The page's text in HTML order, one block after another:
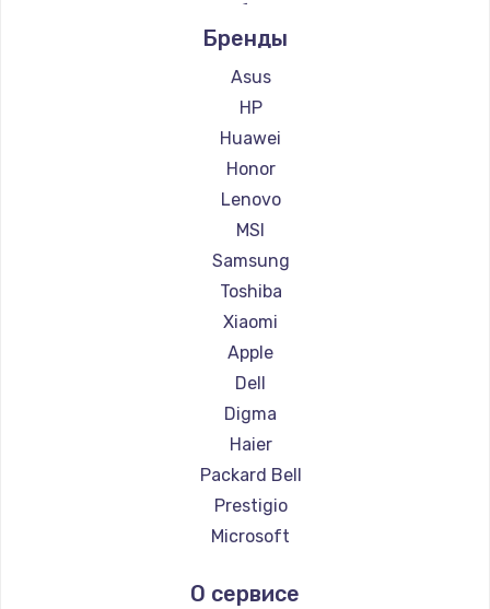
Ремонт ноутбуков Alienware
Ремонт ноутбуков Aquarius
Ремонт ноутбуков Gigabyte
Ремонт ноутбуков Aorus
Ремонт ноутбуков Maibenben
Ремонт ноутбуков Getac
Ремонт ноутбуков Epson
Ремонт ноутбуков Philips
Ремонт ноутбуков LG
Ремонт ноутбуков Panasonic
Ремонт ноутбуков Irbis
Ремонт ноутбуков Thunderobot
Ремонт ноутбуков Hasee
Ремонт ноутбуков ZTE
Ремонт ноутбуков Hiper
Ремонт ноутбуков Evga
Ремонт ноутбуков Google
Ремонт ноутбуков Echips
Ремонт ноутбуков Predator
Бренды
Asus
HP
Huawei
Honor
Lenovo
MSI
Samsung
Toshiba
Xiaomi
Apple
Dell
Digma
Haier
Packard Bell
Prestigio
Microsoft
Aquarius
О сервисе